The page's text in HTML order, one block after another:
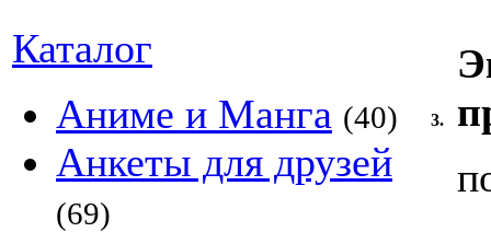
Каталог
Аниме и Манга (40)
Анкеты для друзей
(69)
3.